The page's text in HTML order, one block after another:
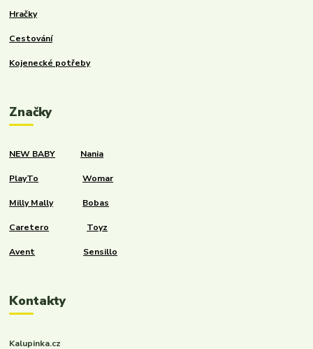
Hračky
Cestování
Kojenecké potřeby
Značky
NEW BABY Nania
PlayTo Womar
Milly Mally Bobas
Caretero Toyz
Avent Sensillo
Kontakty
Kalupinka.cz